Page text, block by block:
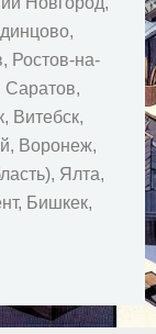
Ростов-на-
Саратов,
Витебск,
Воронеж,
Ялта,
Бишкек,